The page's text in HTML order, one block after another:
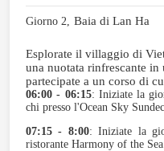
Giorno 2, Baia di Lan Ha
Esplorate il villaggio di
una nuotata rinfrescante
partecipate a un corso di
06:00 - 06:15: Iniziate la
chi presso l'Ocean Sky
07:15 - 8:00: Iniziate la
ristorante Harmony of the